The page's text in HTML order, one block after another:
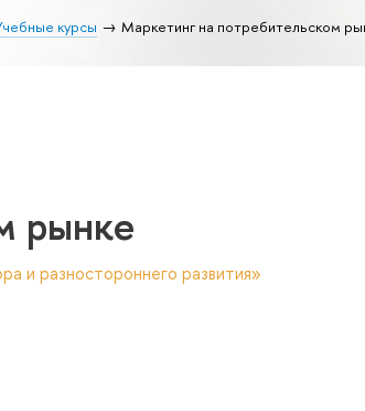
курсы Маркетинг на потребительском
рынке
и разностороннего развития»